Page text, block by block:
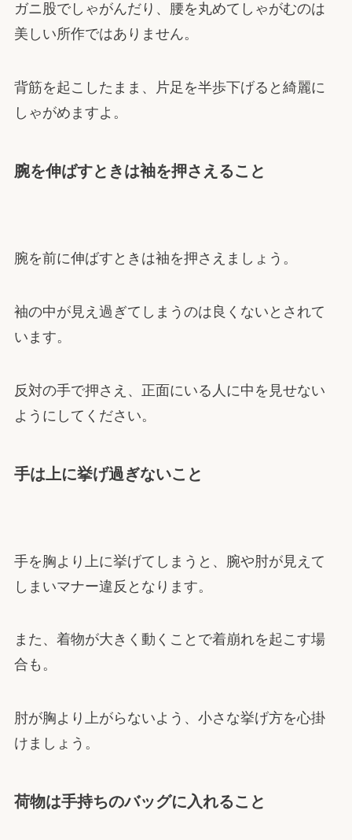
ガニ股でしゃがんだり、腰を丸めてしゃがむのは
美しい所作ではありません。
背筋を起こしたまま、片足を半歩下げると綺麗に
しゃがめますよ。
腕を伸ばすときは袖を押さえること
腕を前に伸ばすときは袖を押さえましょう。
袖の中が見え過ぎてしまうのは良くないとされて
います。
反対の手で押さえ、正面にいる人に中を見せない
ようにしてください。
手は上に挙げ過ぎないこと
手を胸より上に挙げてしまうと、腕や肘が見えて
しまいマナー違反となります。
また、着物が大きく動くことで着崩れを起こす場
合も。
肘が胸より上がらないよう、小さな挙げ方を心掛
けましょう。
荷物は手持ちのバッグに入れること